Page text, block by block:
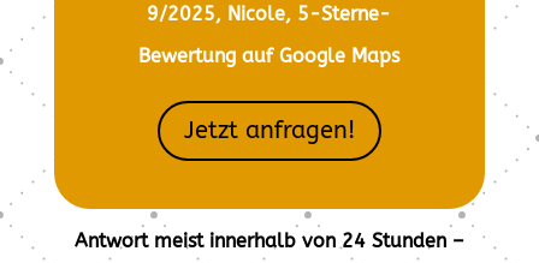
9/2025, Nicole, 5-Sterne-
Bewertung auf Google Maps
Jetzt anfragen!
Antwort meist innerhalb von 24 Stunden –